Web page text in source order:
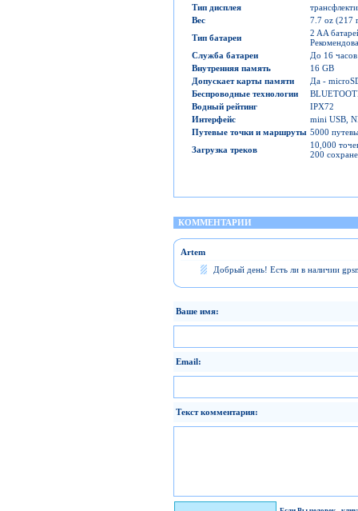
Тип дисплея
Вес
7.7 oz (217
Тип батареи
2 AA
Служба батареи
До 16 часов
Внутренняя память
16 GB
Допускает карты памяти
Да -
Беспроводные технологии
Водный рейтинг
IPX72
Интерфейс
mini USB,
Путевые точки и маршруты 5000
Загрузка треков
10,000
200
КОММЕНТАРИИ
Artem
Добрый день! Есть ли в наличии
Ваше имя:
Email:
Текст комментария: